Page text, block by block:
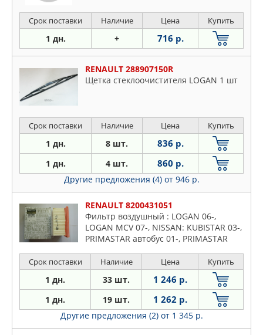
Срок поставки Наличие Цена Купить
1 дн. + 716 р.
RENAULT 288907150R
Щетка стеклоочистителя LOGAN 1 шт
Срок поставки Наличие Цена Купить
1 дн. 8 шт. 836 р.
1 дн. 4 шт. 860 р.
Другие предложения (4) от 946 р.
RENAULT 8200431051
Фильтр воздушный : LOGAN 06-,
LOGAN MCV 07-, NISSAN: KUBISTAR 03-,
PRIMASTAR автобус 01-, PRIMASTAR
Срок поставки Наличие Цена Купить
1 дн. 33 шт. 1 246 р.
1 дн. 19 шт. 1 262 р.
Другие предложения (2) от 1 345 р.